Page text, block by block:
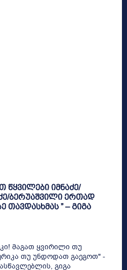
წყვილები იმნაძე/
ბერუაშვილი ერთად
თავდასხმას ” – გიგა
მაგათ ყვირილი თუ
თუ უნდოდათ გაეგოთ" -
გიგა